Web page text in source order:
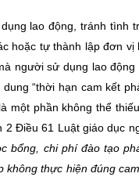
lao động, tránh tình
hoặc tự thành lập đơn
người sử dụng lao
“thời hạn cam kết
một phần không thể
2 Điều 61 Luật giáo dục
bổng, chi phí đào tạo
thực hiện đúng